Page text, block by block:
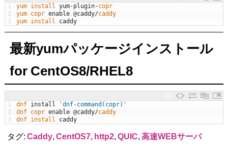
1
2
3
yum install yum-plugin-copr
yum copr enable @caddy/caddy
yum install caddy
最新yumパッケージインストール
for CentOS8/RHEL8
1
2
3
dnf install
'dnf-command(copr)'
dnf copr enable @caddy/caddy
dnf install caddy
タグ:Caddy,CentOS7, http2,QUIC,高速WEBサーバ